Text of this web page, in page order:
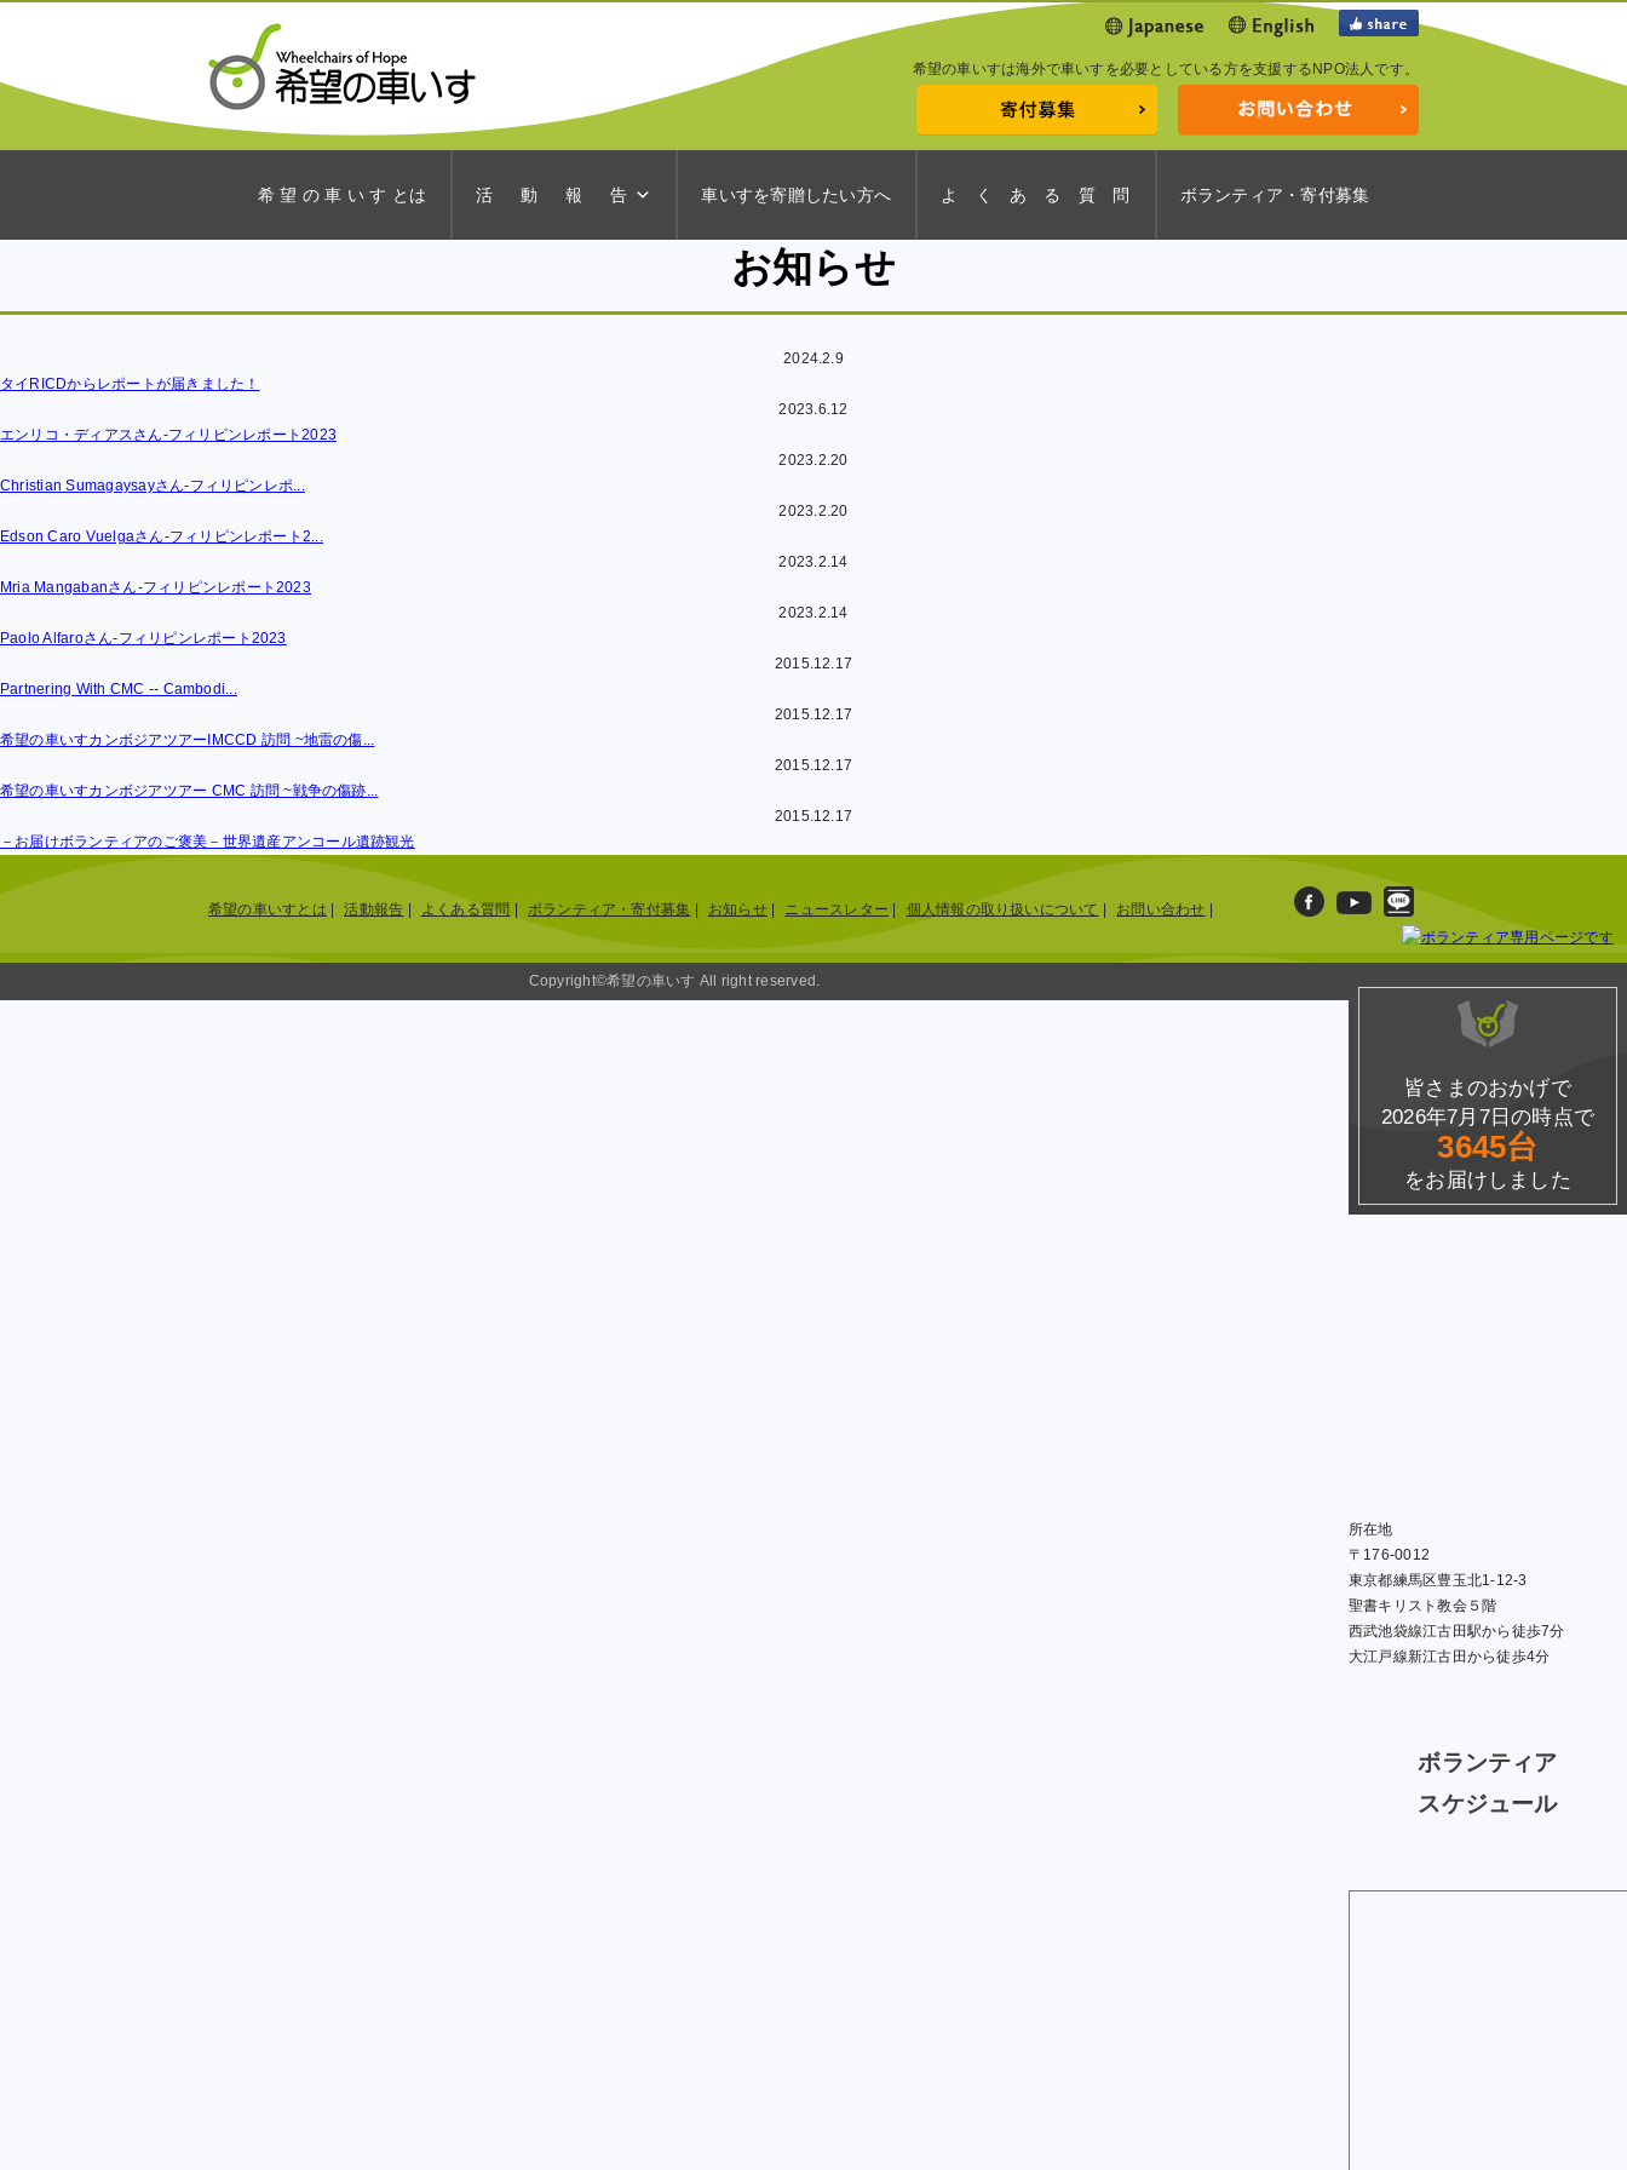
希望の車いすは海外で車いすを必要としている方を支援するNPO法人です。
希 望 の 車 い す とは 活 動 報 告 車いすを寄贈したい方へ よ く あ る 質 問 ボランティア・寄付募集
お知らせ
2024.2.9
タイRICDからレポートが届きました！
2023.6.12
エンリコ・ディアスさん-フィリピンレポート2023
2023.2.20
Christian Sumagaysayさん-フィリピンレポ...
2023.2.20
Edson Caro Vuelgaさん-フィリピンレポート2...
2023.2.14
Mria Mangabanさん-フィリピンレポート2023
2023.2.14
Paolo Alfaroさん-フィリピンレポート2023
2015.12.17
Partnering With CMC -- Cambodi...
2015.12.17
希望の車いすカンボジアツアーIMCCD 訪問 ~地雷の傷...
2015.12.17
希望の車いすカンボジアツアー CMC 訪問 ~戦争の傷跡...
2015.12.17
－お届けボランティアのご褒美－世界遺産アンコール遺跡観光
皆さまのおかげで
2026年7月7日の時点で
3645台
をお届けしました
所在地
〒176-0012
東京都練馬区豊玉北1-12-3
聖書キリスト教会５階
西武池袋線江古田駅から徒歩7分
大江戸線新江古田から徒歩4分
ボランティア
スケジュール
希望の車いすとは 活動報告 よくある質問 ボランティア・寄付募集 お知らせ| ニュースレター 個人情報の取り扱いについて お問い合わせ
Copyright©希望の車いす All right reserved.